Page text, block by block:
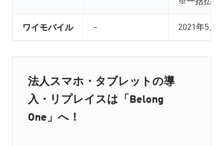
ワイモバイル – 2021年5月
法人スマホ・タブレットの導
入・リプレイスは「Belong
One」へ！